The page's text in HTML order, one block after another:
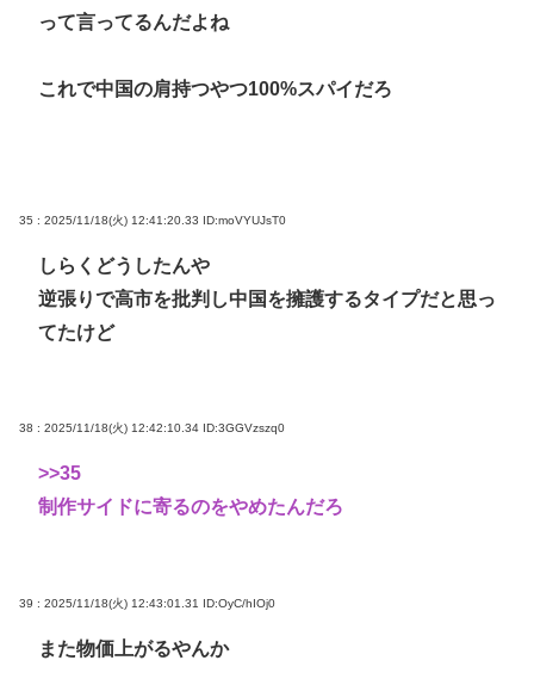
って言ってるんだよね
これで中国の肩持つやつ100%スパイだろ
35 : 2025/11/18(火) 12:41:20.33 ID:moVYUJsT0
しらくどうしたんや
逆張りで高市を批判し中国を擁護するタイプだと思っ
てたけど
38 : 2025/11/18(火) 12:42:10.34 ID:3GGVzszq0
>>35
制作サイドに寄るのをやめたんだろ
39 : 2025/11/18(火) 12:43:01.31 ID:OyC/hIOj0
また物価上がるやんか